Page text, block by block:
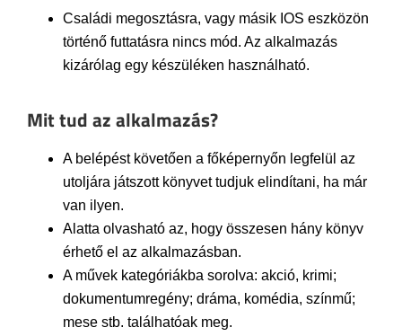
Családi megosztásra, vagy másik IOS eszközön
történő futtatásra nincs mód. Az alkalmazás
kizárólag egy készüléken használható.
Mit tud az alkalmazás?
A belépést követően a főképernyőn legfelül az
utoljára játszott könyvet tudjuk elindítani, ha már
van ilyen.
Alatta olvasható az, hogy összesen hány könyv
érhető el az alkalmazásban.
A művek kategóriákba sorolva: akció, krimi;
dokumentumregény; dráma, komédia, színmű;
mese stb. találhatóak meg.